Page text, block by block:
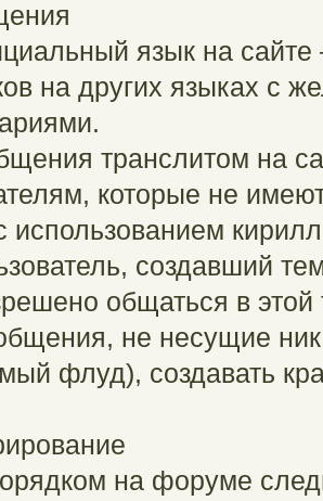
язык на сайте
на других языках с
транслитом на
которые не
использованием
создавший
общаться в
не несущие
флуд), создавать
на форуме